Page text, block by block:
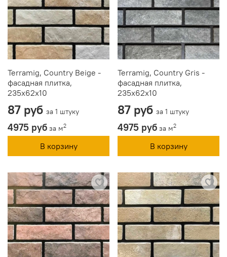
Terramig, Country Beige -
фасадная плитка,
235x62x10
87 руб за 1 штуку
4975 руб за м2
В корзину
Terramig, Country Gris -
фасадная плитка,
235x62x10
87 руб за 1 штуку
4975 руб за м2
В корзину